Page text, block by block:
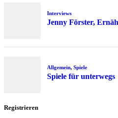
Interviews
Jenny Förster,
Allgemein, Spiele
Spiele für unterwegs
Registrieren